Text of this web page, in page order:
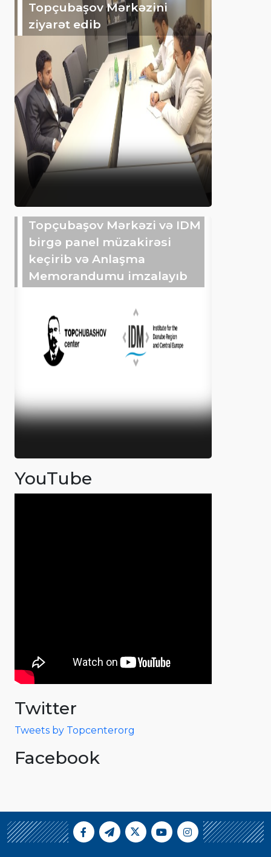
Topçubaşov Mərkəzini
ziyarət edib
Topçubaşov Mərkəzi və IDM
birgə panel müzakirəsi
keçirib və Anlaşma
Memorandumu imzalayıb
YouTube
Twitter
Tweets by Topcenterorg
Facebook